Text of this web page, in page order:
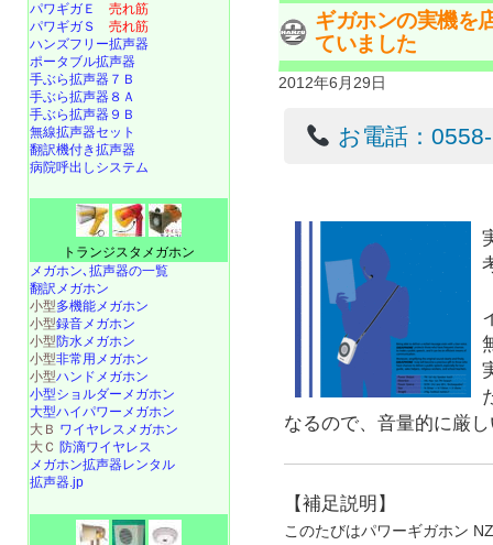
ギガホンの実機を
ていました
2012年6月29日
お電話：
なるので、音量的に厳
【補足説明】
このたびはパワーギガホン
パワギガＥ 売れ筋
パワギガＳ 売れ筋
ハンズフリー拡声器
ポータブル拡声器
手ぶら拡声器７Ｂ
手ぶら拡声器８Ａ
手ぶら拡声器９Ｂ
無線拡声器セット
翻訳機付き拡声器
病院呼出しシステム
トランジスタメガホン
メガホン､拡声器の一覧
翻訳メガホン
小型多機能メガホン
小型録音メガホン
小型防水メガホン
小型非常用メガホン
小型ハンドメガホン
小型ショルダーメガホン
大型ハイパワーメガホン
大Ｂ ワイヤレスメガホン
大Ｃ 防滴ワイヤレス
メガホン拡声器レンタル
拡声器.jp